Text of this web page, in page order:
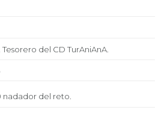
del CD TurAniAnA.
nadador del reto.